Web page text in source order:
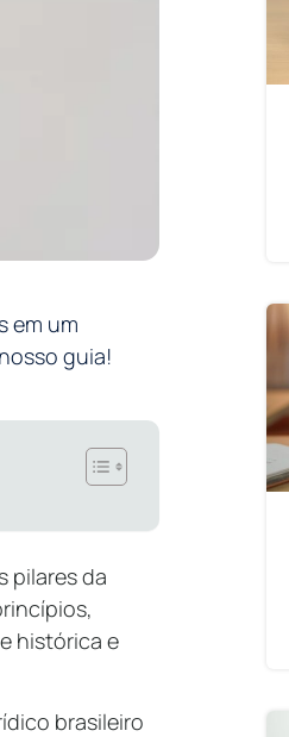
em um
guia!
pilares da
histórica e
brasileiro